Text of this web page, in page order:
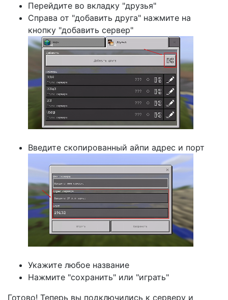
Перейдите во вкладку "друзья"
Справа от "добавить друга" нажмите на
кнопку "добавить сервер"
Введите скопированный айпи адрес и порт
Укажите любое название
Нажмите "сохранить" или "играть"
Готово! Теперь вы подключились к серверу и